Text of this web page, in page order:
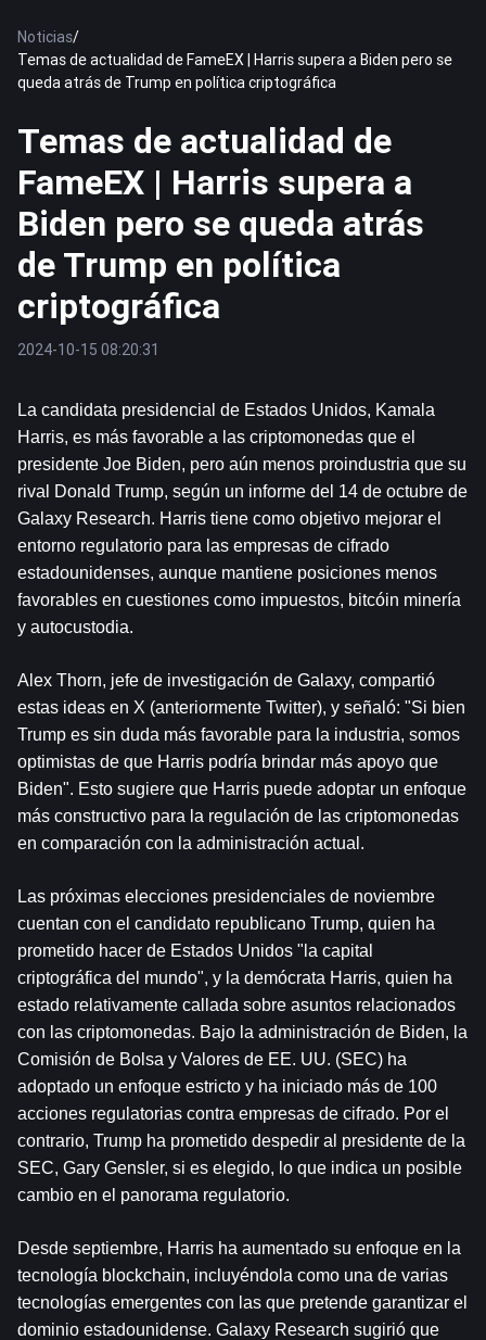
Noticias/
Temas de actualidad de FameEX | Harris supera a Biden pero se
queda atrás de Trump en política criptográfica
Temas de actualidad de
FameEX | Harris supera a
Biden pero se queda atrás
de Trump en política
criptográfica
2024-10-15 08:20:31
La candidata presidencial de Estados Unidos, Kamala
Harris, es más favorable a las criptomonedas que el
presidente Joe Biden, pero aún menos proindustria que su
rival Donald Trump, según un informe del 14 de octubre de
Galaxy Research. Harris tiene como objetivo mejorar el
entorno regulatorio para las empresas de cifrado
estadounidenses, aunque mantiene posiciones menos
favorables en cuestiones como impuestos, bitcóin minería
y autocustodia.
Alex Thorn, jefe de investigación de Galaxy, compartió
estas ideas en X (anteriormente Twitter), y señaló: "Si bien
Trump es sin duda más favorable para la industria, somos
optimistas de que Harris podría brindar más apoyo que
Biden". Esto sugiere que Harris puede adoptar un enfoque
más constructivo para la regulación de las criptomonedas
en comparación con la administración actual.
Las próximas elecciones presidenciales de noviembre
cuentan con el candidato republicano Trump, quien ha
prometido hacer de Estados Unidos "la capital
criptográfica del mundo", y la demócrata Harris, quien ha
estado relativamente callada sobre asuntos relacionados
con las criptomonedas. Bajo la administración de Biden, la
Comisión de Bolsa y Valores de EE. UU. (SEC) ha
adoptado un enfoque estricto y ha iniciado más de 100
acciones regulatorias contra empresas de cifrado. Por el
contrario, Trump ha prometido despedir al presidente de la
SEC, Gary Gensler, si es elegido, lo que indica un posible
cambio en el panorama regulatorio.
Desde septiembre, Harris ha aumentado su enfoque en la
tecnología blockchain, incluyéndola como una de varias
tecnologías emergentes con las que pretende garantizar el
dominio estadounidense. Galaxy Research sugirió que